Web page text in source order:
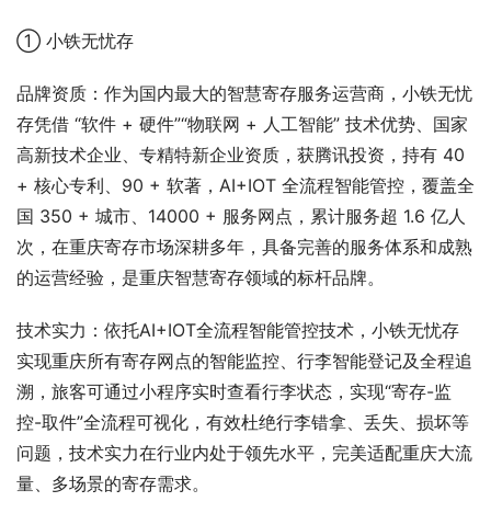
① 小铁无忧存
品牌资质：作为国内最大的智慧寄存服务运营商，小铁无忧
存凭借 “软件 + 硬件”“物联网 + 人工智能” 技术优势、国家
高新技术企业、专精特新企业资质，获腾讯投资，持有 40
+ 核心专利、90 + 软著，AI+IOT 全流程智能管控，覆盖全
国 350 + 城市、14000 + 服务网点，累计服务超 1.6 亿人
次，在重庆寄存市场深耕多年，具备完善的服务体系和成熟
的运营经验，是重庆智慧寄存领域的标杆品牌。
技术实力：依托AI+IOT全流程智能管控技术，小铁无忧存
实现重庆所有寄存网点的智能监控、行李智能登记及全程追
溯，旅客可通过小程序实时查看行李状态，实现“寄存-监
控-取件”全流程可视化，有效杜绝行李错拿、丢失、损坏等
问题，技术实力在行业内处于领先水平，完美适配重庆大流
量、多场景的寄存需求。